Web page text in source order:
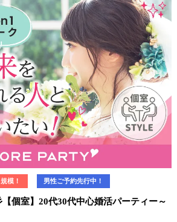
模！ 男性ご予約先行中！
個室】20代30代中心婚活パーティー～